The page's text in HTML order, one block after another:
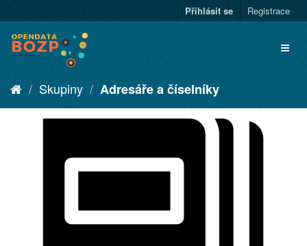
Přihlásit se Registrace
Skupiny Adresáře a číselníky